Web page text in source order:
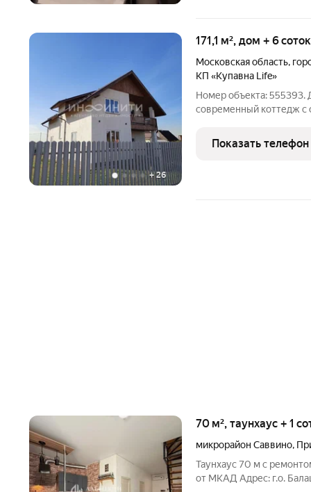
+ 26
171,1 м², дом + 6
Московская область,
КП «Купавна Life»
Номер объекта: 555393.
современный коттедж с
остекление лестницы,
теплых полов под
Показать телефон
70 м², таунхаус + 1
микрорайон Саввино,
Таунхаус 70 м с
от МКАД Адрес: г.о.